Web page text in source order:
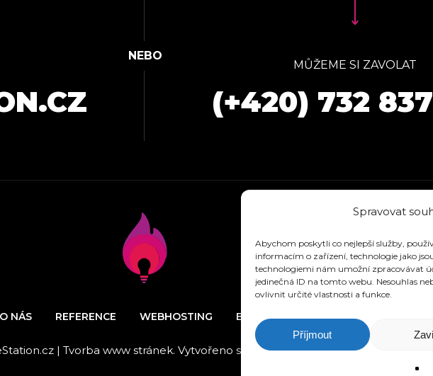
Spravovat
Abychom poskytli co nejlepší služby,
informacím o zařízení, technologie jako
technologiemi nám umožní zpracovávat
jedinečná ID na tomto webu. Nesouhlas
ovlivnit určité vlastnosti a funkce.
Příjmout
MŮŽEME SI ZAVOLAT
(+420) 732
O NÁS REFERENCE WEBHOSTING BLOG NÁVODY KONTAKT
| Tvorba www stránek. Vytvořeno s láskou k designu.